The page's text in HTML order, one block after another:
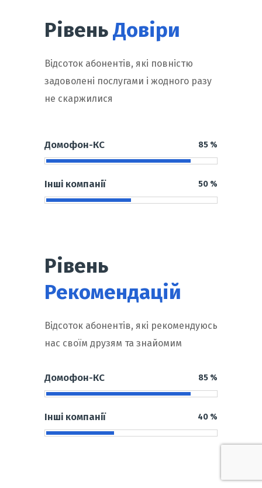
РівеньДовіри
Відсоток абонентів, які повністю
задоволені послугами і жодного разу
не скаржилися
Домофон-КС 85 %
Інші компанії 50 %
Рівень
Рекомендацій
Відсоток абонентів, які рекомендуюсь
нас своїм друзям та знайомим
Домофон-КС 85 %
Інші компанії 40 %